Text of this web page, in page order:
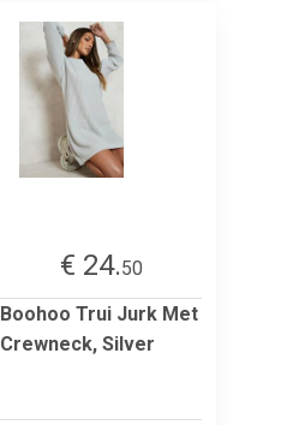
€ 24.50
Boohoo Trui Jurk Met
Crewneck, Silver